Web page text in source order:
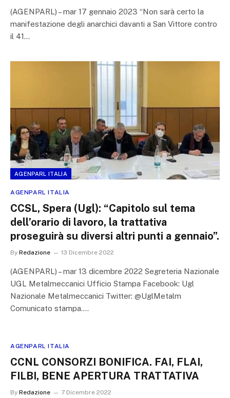
(AGENPARL) – mar 17 gennaio 2023 “Non sarà certo la
manifestazione degli anarchici davanti a San Vittore contro
il 41…
AGENPARL ITALIA
AGENPARL ITALIA
CCSL, Spera (Ugl): “Capitolo sul tema
dell’orario di lavoro, la trattativa
proseguirà su diversi altri punti a gennaio”.
By Redazione 13 Dicembre 2022
(AGENPARL) – mar 13 dicembre 2022 Segreteria Nazionale
UGL Metalmeccanici Ufficio Stampa Facebook: Ugl
Nazionale Metalmeccanici Twitter: @UglMetalm
Comunicato stampa.…
AGENPARL ITALIA
CCNL CONSORZI BONIFICA. FAI, FLAI,
FILBI, BENE APERTURA TRATTATIVA
By Redazione 7 Dicembre 2022